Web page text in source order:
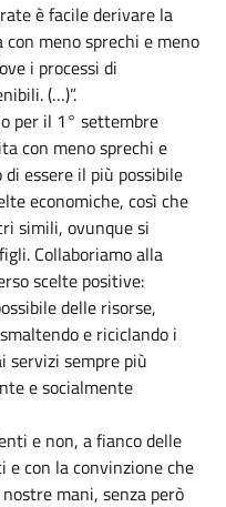
è facile derivare la
meno sprechi e meno
i processi di
(…)”.
per il 1° settembre
con meno sprechi e
essere il più possibile
economiche, così che
simili, ovunque si
Collaboriamo alla
scelte positive:
delle risorse,
e riciclando i
servizi sempre più
e socialmente
e non, a fianco delle
con la convinzione che
mani, senza però